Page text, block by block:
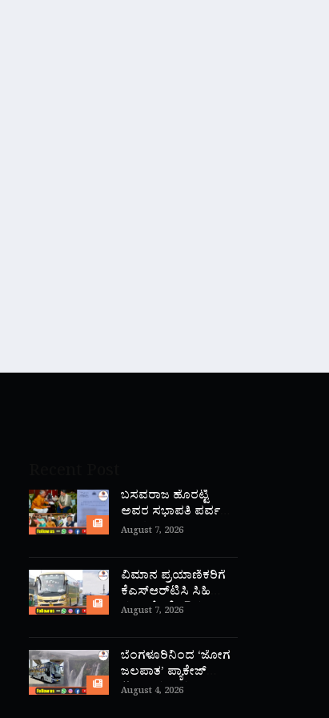
ಬಸವರಾಜ ಹೊರಟ್ಟಿ
ಅವರ ಸಭಾಪತಿ ಪರ್ವ
ಅಂತ್ಯ
August 7, 2026
ವಿಮಾನ ಪ್ರಯಾಣಿಕರಿಗೆ
ಕೆಎಸ್‌ಆರ್‌ಟಿಸಿ ಸಿಹಿ
ಸುದ್ದಿ: ಕೆಂಪೇಗೌಡ
ಕೋಯಿಕೋಡ್‌ಗೆ ನೇರ
‘ಫ್ಲೈ ಬಸ್’ ಸಾರಿಗೆ
ಆರಂಭ!
August 7, 2026
ಬೆಂಗಳೂರಿನಿಂದ ‘ಜೋಗ
ಜಲಪಾತ’ ಪ್ಯಾಕೇಜ್
ಟೂರ್ ಪ್ರವಾಸ:
August 4, 2026